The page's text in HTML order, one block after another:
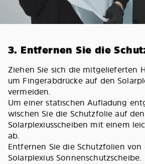
3. Entfernen Sie die
Ziehen Sie sich die mitgelieferten
um Fingerabdrücke auf den
vermeiden.
Um einer statischen Aufladung
wischen Sie die Schutzfolie auf den
Solarplexiusscheiben mit einem
ab.
Entfernen Sie die Schutzfolien von
Solarplexius Sonnenschutzscheibe.